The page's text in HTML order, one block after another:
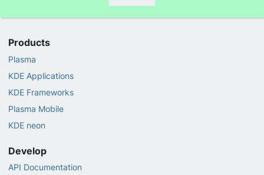
Products
Plasma
KDE Applications
KDE Frameworks
Plasma Mobile
KDE neon
Develop
API Documentation